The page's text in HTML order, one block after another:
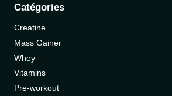
Catégories
Creatine
Mass Gainer
Whey
Vitamins
Pre-workout